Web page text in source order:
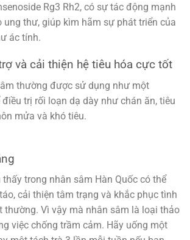
Rg3 Rh2, có sự tác động mạnh
ung thư, giúp kìm hãm sự phát triển của
ác tính.
và cải thiện hệ tiêu hóa cực tốt
thường được sử dụng như một
trị rối loạn dạ dày như chán ăn, tiêu
mửa và khó tiêu.
trong nhân sâm Hàn Quốc có thể
cải thiện tâm trạng và khắc phục tình
thường. Vì vậy mà nhân sâm là loại thảo
việc chống trầm cảm. Hãy uống một